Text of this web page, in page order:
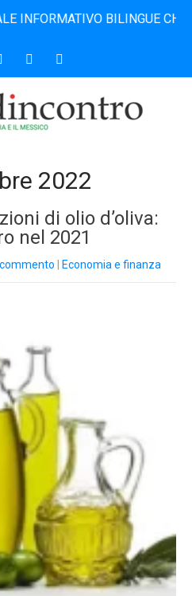
BILINGUE CHE DAL
2022
di olio d’oliva:
nel 2021
Economia e finanza